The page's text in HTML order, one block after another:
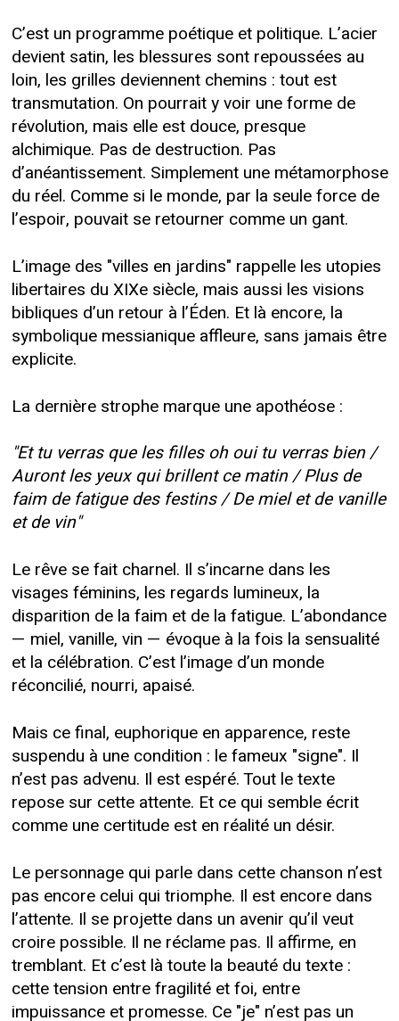
C’est un programme poétique et politique. L’acier
devient satin, les blessures sont repoussées au
loin, les grilles deviennent chemins : tout est
transmutation. On pourrait y voir une forme de
révolution, mais elle est douce, presque
alchimique. Pas de destruction. Pas
d’anéantissement. Simplement une métamorphose
du réel. Comme si le monde, par la seule force de
l’espoir, pouvait se retourner comme un gant.
L’image des "villes en jardins" rappelle les utopies
libertaires du XIXe siècle, mais aussi les visions
bibliques d’un retour à l’Éden. Et là encore, la
symbolique messianique affleure, sans jamais être
explicite.
La dernière strophe marque une apothéose :
"Et tu verras que les filles oh oui tu verras bien /
Auront les yeux qui brillent ce matin / Plus de
faim de fatigue des festins / De miel et de vanille
et de vin"
Le rêve se fait charnel. Il s’incarne dans les
visages féminins, les regards lumineux, la
disparition de la faim et de la fatigue. L’abondance
— miel, vanille, vin — évoque à la fois la sensualité
et la célébration. C’est l’image d’un monde
réconcilié, nourri, apaisé.
Mais ce final, euphorique en apparence, reste
suspendu à une condition : le fameux "signe". Il
n’est pas advenu. Il est espéré. Tout le texte
repose sur cette attente. Et ce qui semble écrit
comme une certitude est en réalité un désir.
Le personnage qui parle dans cette chanson n’est
pas encore celui qui triomphe. Il est encore dans
l’attente. Il se projette dans un avenir qu’il veut
croire possible. Il ne réclame pas. Il affirme, en
tremblant. Et c’est là toute la beauté du texte :
cette tension entre fragilité et foi, entre
impuissance et promesse. Ce "je" n’est pas un